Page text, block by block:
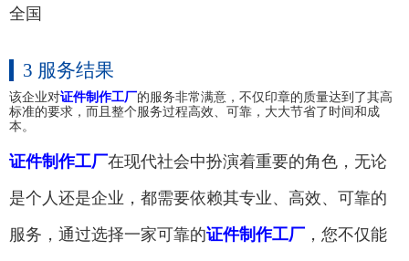
全国
3 服务结果
该企业对证件制作工厂的服务非常满意，不仅印章的质量达到了其高
标准的要求，而且整个服务过程高效、可靠，大大节省了时间和成
本。
证件制作工厂在现代社会中扮演着重要的角色，无论
是个人还是企业，都需要依赖其专业、高效、可靠的
服务，通过选择一家可靠的证件制作工厂 ，您不仅能